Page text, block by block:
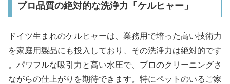
プロ品質の絶対的な洗浄力「ケルヒャー」
ドイツ生まれのケルヒャーは、業務用で培った高い技術力
を家庭用製品にも投入しており、その洗浄力は絶対的です
。パワフルな吸引力と高い水圧で、プロのクリーニングさ
ながらの仕上がりを期待できます。特にペットのいるご家